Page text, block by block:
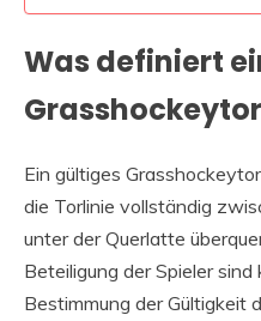
Was definiert
Ein gültiges
die Torlinie vollständig
unter der Querlatte
Beteiligung der Spieler
Bestimmung der Gültigkeit